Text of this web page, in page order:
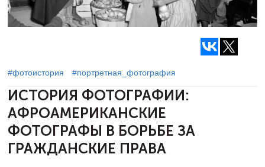
#фотоистория #портретная_фотография
ИСТОРИЯ ФОТОГРАФИИ:
АФРОАМЕРИКАНСКИЕ
ФОТОГРАФЫ
В БОРЬБЕ ЗА
ГРАЖДАНСКИЕ ПРАВА